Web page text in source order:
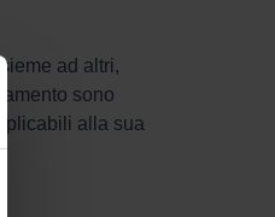
ad altri,
sono
alla sua